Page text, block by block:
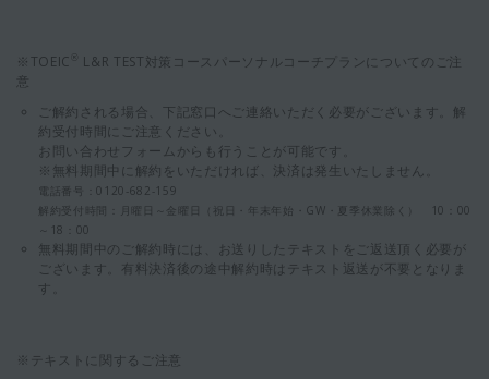
※TOEIC ®
L&R TEST対策コースパーソナルコーチプランについてのご注
意
ご解約される場合、下記窓口へご連絡いただく必要がございます。解
約受付時間にご注意ください。
お問い合わせフォームからも行うことが可能です。
※無料期間中に解約をいただければ、決済は発生いたしません。
電話番号：0120-682-159
解約受付時間：月曜日～金曜日（祝日・年末年始・GW・夏季休業除く） 10：00
～18：00
無料期間中のご解約時には、お送りしたテキストをご返送頂く必要が
ございます。有料決済後の途中解約時はテキスト返送が不要となりま
す。
※テキストに関するご注意